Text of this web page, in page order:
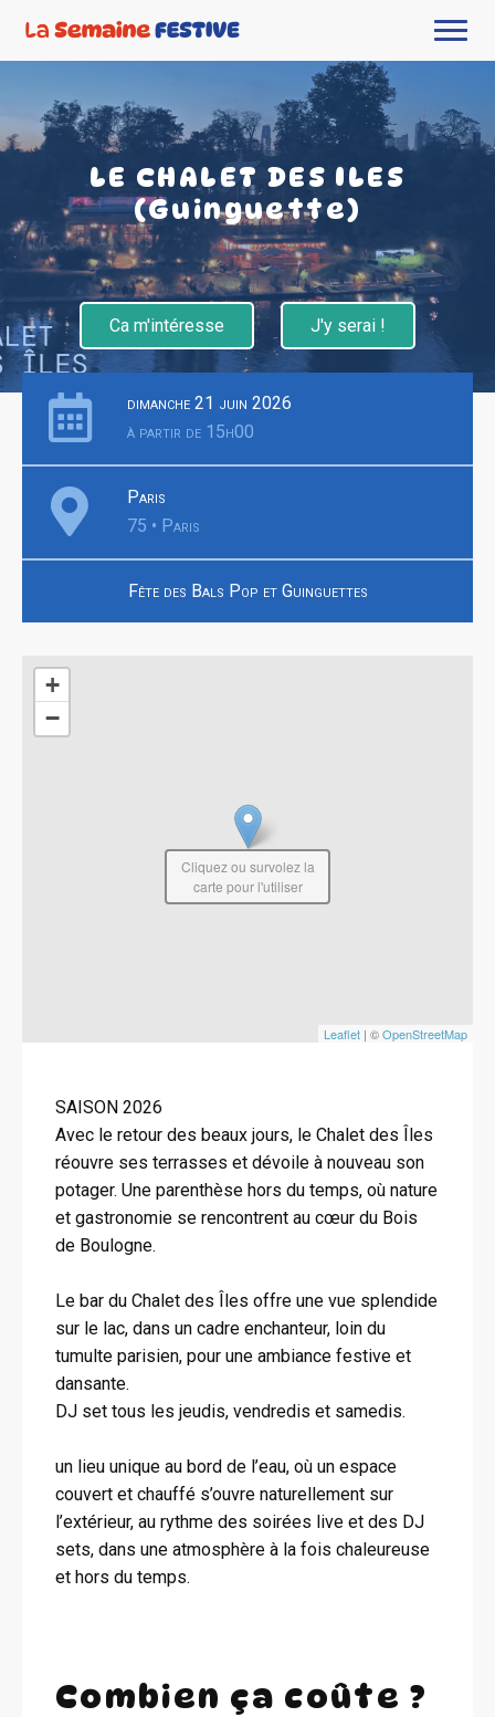
LE CHALET DES ILES
(Guinguette)
Ca m'intéresse J'y serai !
dimanche 21 juin 2026
à partir de 15h00
Paris
75 • Paris
Fête des Bals Pop et Guinguettes
+
−
Leaflet | ©OpenStreetMap
Cliquez ou survolez la
carte pour l'utiliser
SAISON 2026
Avec le retour des beaux jours, le Chalet des Îles
réouvre ses terrasses et dévoile à nouveau son
potager. Une parenthèse hors du temps, où nature
et gastronomie se rencontrent au cœur du Bois
de Boulogne.
Le bar du Chalet des Îles offre une vue splendide
sur le lac, dans un cadre enchanteur, loin du
tumulte parisien, pour une ambiance festive et
dansante.
DJ set tous les jeudis, vendredis et samedis.
un lieu unique au bord de l’eau, où un espace
couvert et chauffé s’ouvre naturellement sur
l’extérieur, au rythme des soirées live et des DJ
sets, dans une atmosphère à la fois chaleureuse
et hors du temps.
Combien ça coûte ?